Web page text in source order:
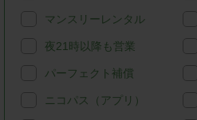
マンスリーレンタル
夜21時以降も営業
パーフェクト補償
ニコパス（アプリ）